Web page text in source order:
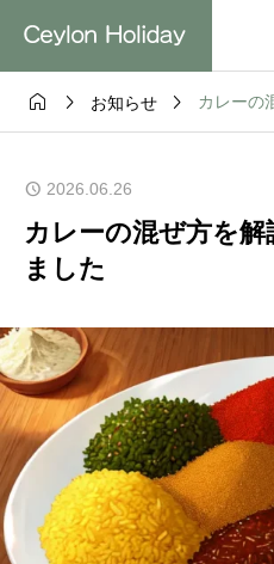
  お知らせ  カレーの
2026.06.26
カレーの混ぜ方を
ました